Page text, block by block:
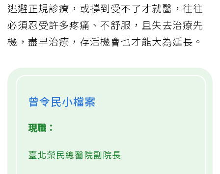
逃避正規診療，或撐到受不了才就醫，往往
必須忍受許多疼痛、不舒服，且失去治療先
機，盡早治療，存活機會也才能大為延長。
曾令民小檔案
現職：
臺北榮民總醫院副院長